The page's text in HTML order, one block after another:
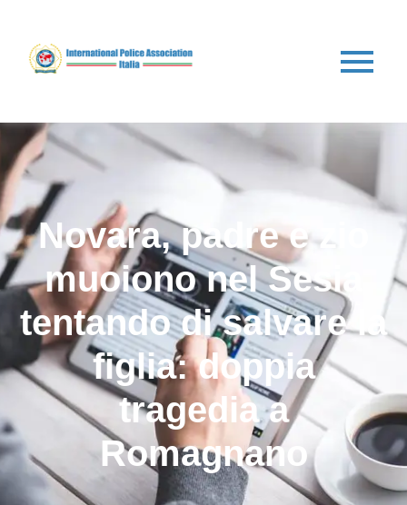
Novara, padre e zio
muoiono nel Sesia
tentando di salvare la
figlia: doppia
tragedia a
Romagnano